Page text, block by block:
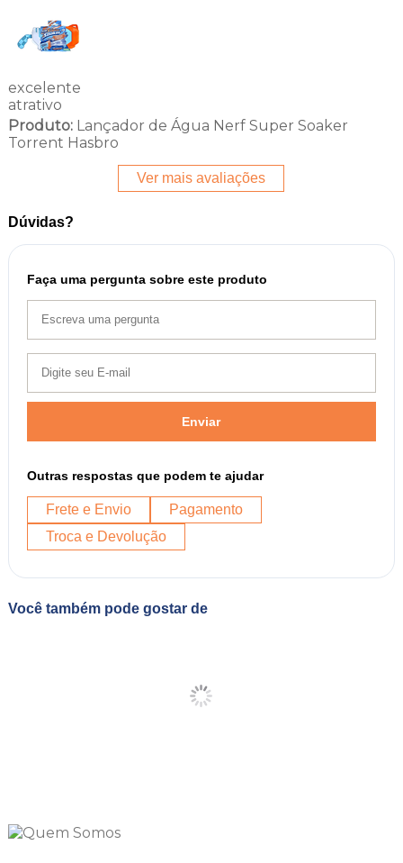
excelente
atrativo
Produto:Lançador de Água Nerf Super Soaker
Torrent Hasbro
Ver mais avaliações
Dúvidas?
Faça uma pergunta sobre este produto
Enviar
Outras respostas que podem te ajudar
Frete e Envio
Pagamento
Troca e Devolução
Você também pode gostar de